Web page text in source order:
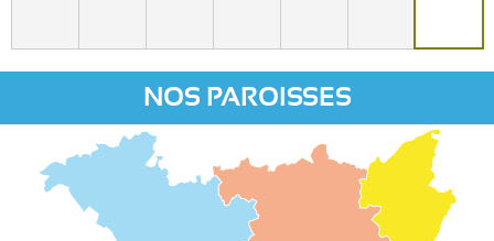
NOS PAROISSES